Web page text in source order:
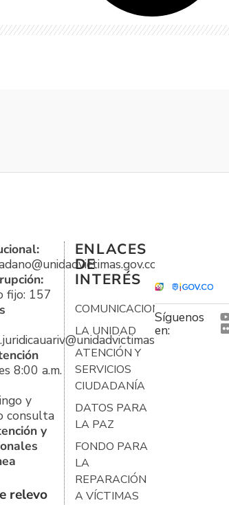
fijo: 157
8:00 a.m.
y
consulta
y
relevo
ENLACES
DE
INTERÉS
COMUNICACIONES
LA UNIDAD
ATENCIÓN Y
SERVICIOS
CIUDADANÍA
DATOS PARA
LA PAZ
FONDO PARA
LA
REPARACIÓN
A VÍCTIMAS
Síguenos
en: